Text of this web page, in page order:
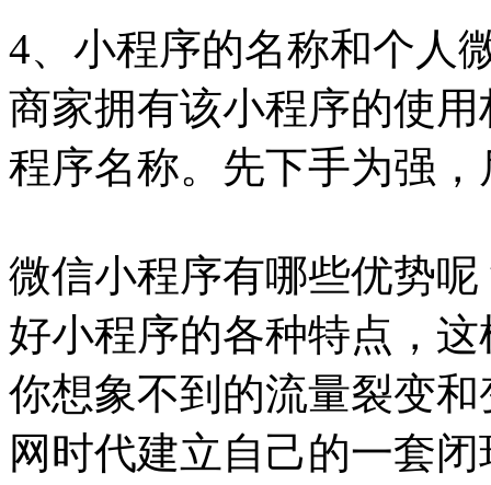
4、小程序的名称和个人
商家拥有该小程序的使
程序名称。先下手为强
微信小程序有哪些优势
好小程序的各种特点，
你想象不到的流量裂变
网时代建立自己的一套